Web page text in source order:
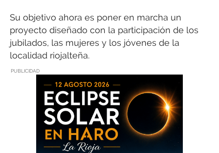
Su objetivo ahora es poner en marcha un
proyecto diseñado con la participación de los
jubilados, las mujeres y los jóvenes de la
localidad riojalteña.
PUBLICIDAD